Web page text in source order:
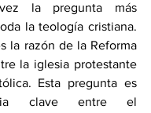
la pregunta más
la teología cristiana.
la razón de la Reforma
la iglesia protestante
Esta pregunta es
clave entre el